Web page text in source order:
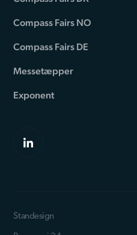
Compass Fairs NO
Compass Fairs DE
Messetæpper
Exponent
Standesign